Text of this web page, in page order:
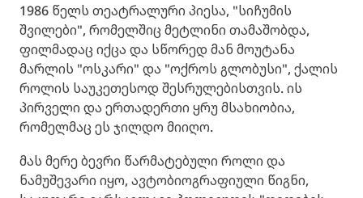
1986 წელს თეატრალური პიესა, "სიჩუმის
შვილები", რომელშიც მეტლინი თამაშობდა,
ფილმადაც იქცა და სწორედ მან მოუტანა
მარლის "ოსკარი" და "ოქროს გლობუსი", ქალის
როლის საუკეთესოდ შესრულებისთვის. ის
პირველი და ერთადერთი ყრუ მსახიობია,
რომელმაც ეს ჯილდო მიიღო.
მას მერე ბევრი წარმატებული როლი და
ნამუშევარი იყო, ავტობიოგრაფიული წიგნი,